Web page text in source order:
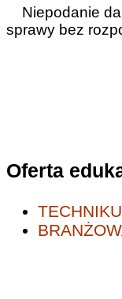
Niepodanie
sprawy bez
Oferta